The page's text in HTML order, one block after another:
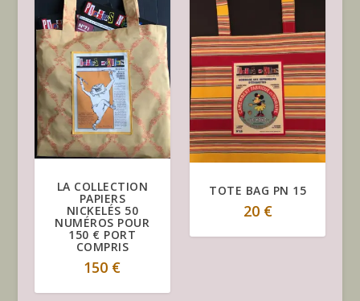
LA COLLECTION
PAPIERS
NICKELÉS 50
NUMÉROS POUR
150 € PORT
COMPRIS
150 €
TOTE BAG PN 15
20 €